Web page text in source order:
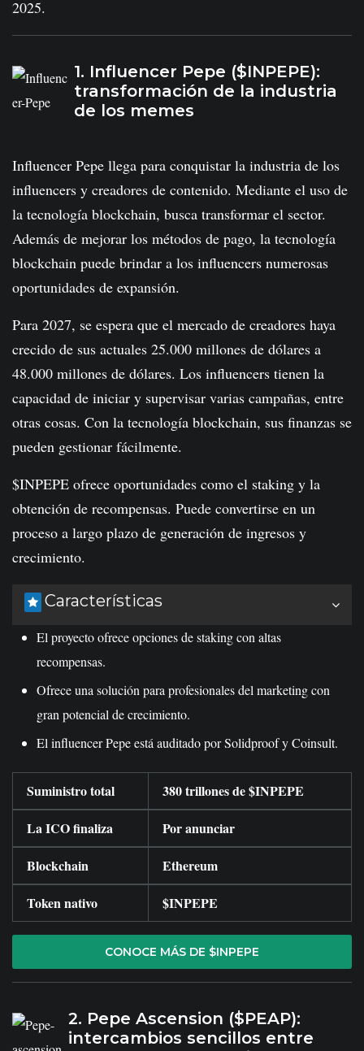
2025.
1. Influencer Pepe ($INPEPE):
transformación de la industria
de los memes
Influencer Pepe llega para conquistar la industria de los
influencers y creadores de contenido. Mediante el uso de
la tecnología blockchain, busca transformar el sector.
Además de mejorar los métodos de pago, la tecnología
blockchain puede brindar a los influencers numerosas
oportunidades de expansión.
Para 2027, se espera que el mercado de creadores haya
crecido de sus actuales 25.000 millones de dólares a
48.000 millones de dólares. Los influencers tienen la
capacidad de iniciar y supervisar varias campañas, entre
otras cosas. Con la tecnología blockchain, sus finanzas se
pueden gestionar fácilmente.
$INPEPE ofrece oportunidades como el staking y la
obtención de recompensas. Puede convertirse en un
proceso a largo plazo de generación de ingresos y
crecimiento.
Características
El proyecto ofrece opciones de staking con altas
recompensas.
Ofrece una solución para profesionales del marketing con
gran potencial de crecimiento.
El influencer Pepe está auditado por Solidproof y Coinsult.
Suministro total
380 trillones de $INPEPE
La ICO finaliza
Por anunciar
Blockchain
Ethereum
Token nativo
$INPEPE
CONOCE MÁS DE $INPEPE
2. Pepe Ascension ($PEAP):
intercambios sencillos entre